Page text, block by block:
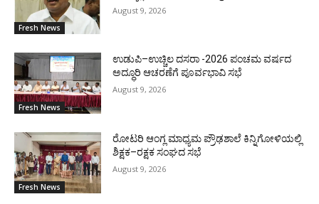
Fresh News
August 9, 2026
Fresh News
ಉಡುಪಿ–ಉಚ್ಚಿಲ ದಸರಾ -2026 ಪಂಚಮ ವರ್ಷದ
ಅದ್ಧೂರಿ ಆಚರಣೆಗೆ ಪೂರ್ವಭಾವಿ ಸಭೆ
August 9, 2026
Fresh News
ರೋಟರಿ ಆಂಗ್ಲ ಮಾಧ್ಯಮ ಪ್ರೌಢಶಾಲೆ ಕಿನ್ನಿಗೋಳಿಯಲ್ಲಿ
ಶಿಕ್ಷಕ–ರಕ್ಷಕ ಸಂಘದ ಸಭೆ
August 9, 2026